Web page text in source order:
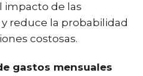
impacto de las
reduce la probabilidad
costosas.
gastos mensuales